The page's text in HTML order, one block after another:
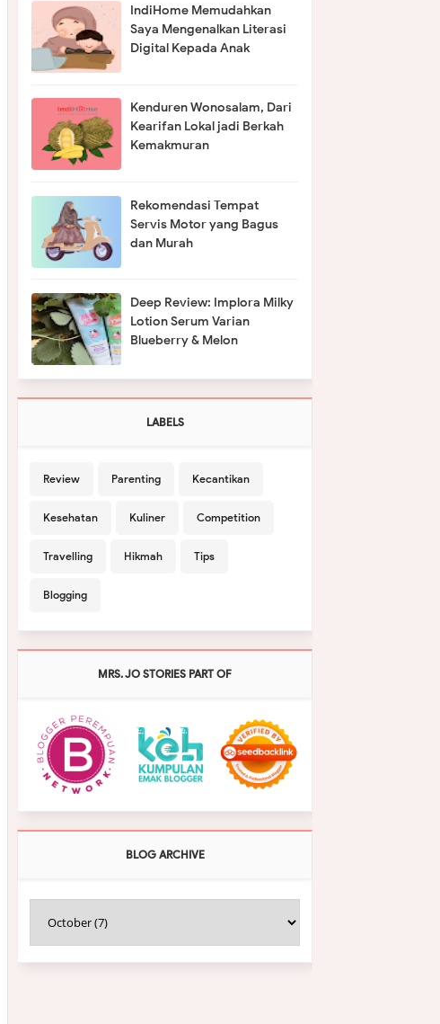
IndiHome Memudahkan
Saya Mengenalkan Literasi
Digital Kepada Anak
Kenduren Wonosalam, Dari
Kearifan Lokal jadi Berkah
Kemakmuran
Rekomendasi Tempat
Servis Motor yang Bagus
dan Murah
Deep Review: Implora Milky
Lotion Serum Varian
Blueberry & Melon
LABELS
Review Parenting Kecantikan
Kesehatan Kuliner Competition
Travelling Hikmah Tips
Blogging
MRS. JO STORIES PART OF
BLOG ARCHIVE